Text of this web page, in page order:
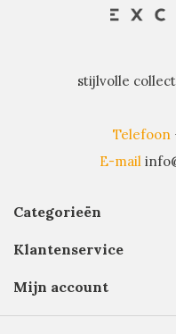
stijlvolle
Telefoon
E-mail
Categorieën
Klantenservice
Mijn account